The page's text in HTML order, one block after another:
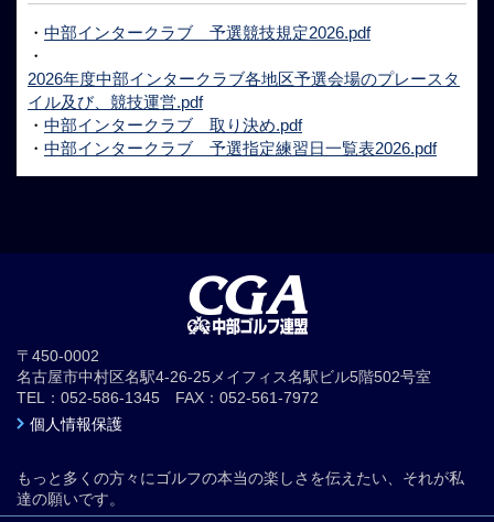
・ 中部インタークラブ 予選競技規定2026.pdf
・
2026年度中部インタークラブ各地区予選会場のプレースタ
イル及び、競技運営.pdf
・ 中部インタークラブ 取り決め.pdf
・ 中部インタークラブ 予選指定練習日一覧表2026.pdf
〒450-0002
名古屋市中村区名駅4-26-25メイフィス名駅ビル5階502号室
TEL：052-586-1345 FAX：052-561-7972
個人情報保護
もっと多くの方々にゴルフの本当の楽しさを伝えたい、それが私
達の願いです。